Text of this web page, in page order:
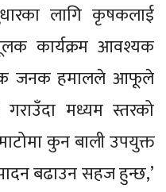
लागि कृषकलाई
कार्यक्रम आवश्यक
जनक हमालले आफूले
मध्यम स्तरको
कुन बाली उपयुक्त
बढाउन सहज हुन्छ,’